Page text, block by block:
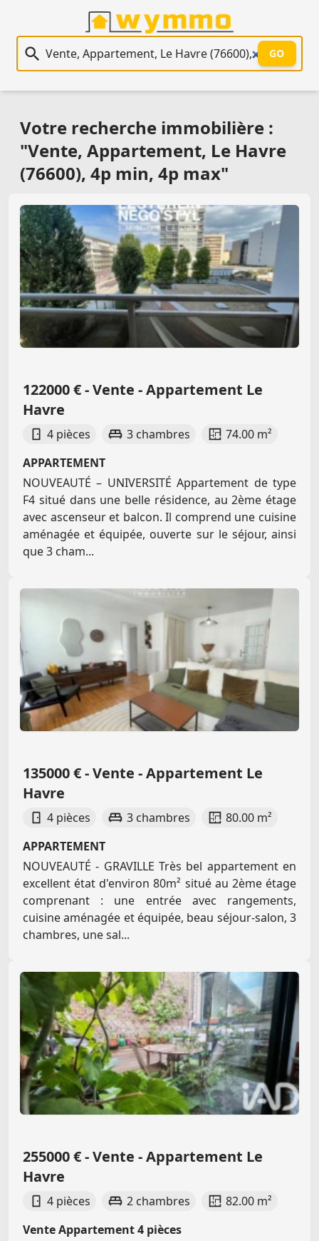
Recherche immobilière
GO
Votre recherche immobilière :
"Vente, Appartement, Le Havre
(76600), 4p min, 4p max"
122000 € - Vente - Appartement Le
Havre
4 pièces 3 chambres
74.00 m²
APPARTEMENT
NOUVEAUTÉ – UNIVERSITÉ Appartement de type
F4 situé dans une belle résidence, au 2ème étage
avec ascenseur et balcon. Il comprend une cuisine
aménagée et équipée, ouverte sur le séjour, ainsi
que 3 cham...
135000 € - Vente - Appartement Le
Havre
4 pièces 3 chambres
80.00 m²
APPARTEMENT
NOUVEAUTÉ - GRAVILLE Très bel appartement en
excellent état d'environ 80m² situé au 2ème étage
comprenant : une entrée avec rangements,
cuisine aménagée et équipée, beau séjour-salon, 3
chambres, une sal...
255000 € - Vente - Appartement Le
Havre
4 pièces 2 chambres
82.00 m²
Vente Appartement 4 pièces